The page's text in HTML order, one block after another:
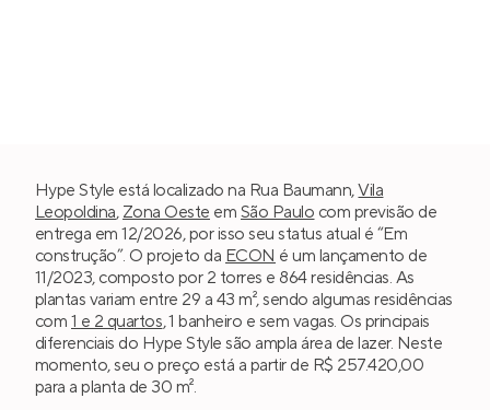
Hype Style está localizado na Rua Baumann,Vila
Leopoldina, Zona Oeste em São Paulo com previsão de
entrega em 12/2026, por isso seu status atual é “Em
construção”. O projeto da ECON é um lançamento de
11/2023, composto por 2 torres e 864 residências. As
plantas variam entre 29 a 43 m², sendo algumas residências
com 1 e 2 quartos, 1 banheiro e sem vagas. Os principais
diferenciais do Hype Style são ampla área de lazer. Neste
momento, seu o preço está a partir de R$ 257.420,00
para a planta de 30 m².